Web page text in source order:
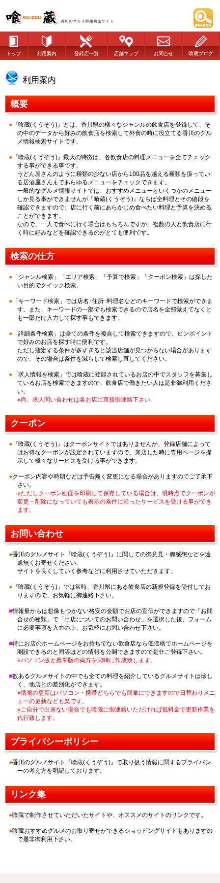
トップ 利用案内 登録店一覧 店舗マップ お問合せ 喰蔵ブログ
利用案内
概要
『喰蔵(くうぞう)』とは、香川県の様々なジャンルの飲食店を登録して、そ
の中のデータから好みの飲食店を検索して外食の時に役立てる香川のグル
メ情報検索サイトです。
『喰蔵(くうぞう)』最大の特徴は、各飲食店の料理メニューを全てチェック
する事ができる事です。
うどん屋さんのように種類の少ない店から100品を越える種類を扱ってい
る居酒屋さんまであらゆるメニューをチェックできます。
一般的なグルメ情報サイトでは、おすすめメニューといくつかのメニュー
しか見る事ができませんが『喰蔵(くうぞう)』ならば全料理とその値段を
確認できますので、店に行く前にあらかじめ食べたい料理と予算を決める
ことができます。
なので、一人で食べに行く場合はもちろんですが、複数の人と飲食店に行
く時に好みなどを確認できるのがとても便利です。
検索の仕方
「ジャンル検索」「エリア検索」「予算で検索」「クーポン検索」は探した
い目的でクイック検索。
「キーワード検索」では店名･住所･料理名などのキーワードで検索ができま
す。また、キーワードの一部でも検索できるので店名を全部覚えてなくと
も一部だけ入力して探す事もできます。
「詳細条件検索」は全ての条件を複合して検索できますので、ピンポイント
で好みのお店を探す時に便利です。
ただし指定する条件が多すぎると該当店舗が見つからない場合があります
ので、その場合は条件を減らして検索し直してください。
「求人情報を検索」では喰蔵に登録されているお店の中でスタッフを募集し
ているお店を検索できますので、飲食店で働きたい人は是非御利用くださ
い。
※尚、求人問い合わせは各お店に直接御連絡下さい。
クーポン
『喰蔵(くうぞう)』はクーポンサイトではありませんが、登録店舗によって
はお得なクーポンが設定されていますので、来店した時に専用ページを提
示して様々なサービスを受ける事ができます。
クーポン内容や時期などは予告無く変更になる場合がありますのでご了承下
さい。
※ただしクーポン画面を印刷して保存している場合は、現時点でクーポンが
変更・削除になっていても表示の条件に沿ったサービスを受ける事ができ
ます。
お問い合わせ
香川のグルメサイト『喰蔵(くうぞう)』に関しての御意見・御感想などを遠
慮無くお寄せください。
サイトを良くしていく参考などに利用させていただきます。
『喰蔵(くうぞう)』では常時、香川県にある飲食店の新規登録を受付してお
りますので、お気軽に御連絡下さい。
情報量からは想像もつかない格安の金額でお店の宣伝ができますので「お問
合せの種類」で「出店についてのお問い合わせ」を選択した後、フォーム
に必要事項を入力の上、お気軽にお問い合わせ下さい。
特にお店のホームページをお持ちでない飲食店なら低価格でホームページを
開設できるのと同等ほどの情報を公開できますので是非ご登録下さい。
※パソコン版と携帯版の両方を同時に作成致します。
数あるグルメサイトの中でも全ての料理を紹介しているグルメサイトは珍し
く、他店との差別化ができます。
※情報の更新はパソコン・携帯どちらでも簡単にできますので日替わりメニ
ューの更新なども楽です。
※ご自分で出来ない場合でも喰蔵に御連絡いただければ低料金で更新作業を
代行致します。
プライバシーポリシー
香川のグルメサイト『喰蔵(くうぞう)』で取り扱う情報に関するプライバシ
ーの考え方を明記しております。
リンク集
喰蔵で制作させていただいたサイトや、オススメのサイトのリンクです。
喰蔵おすすめグルメのお取り寄せができるショッピングサイトもありますの
で是非御利用下さい。